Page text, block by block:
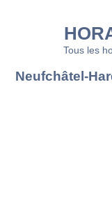
Tous les
Neufchâtel-